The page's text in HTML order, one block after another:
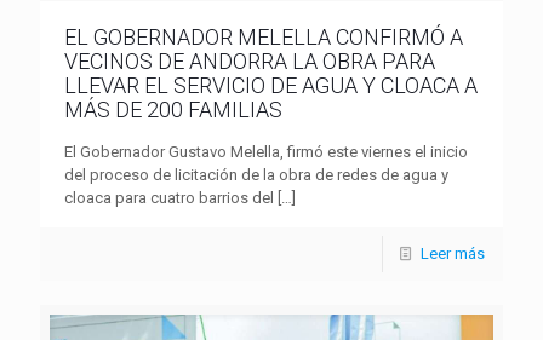
EL GOBERNADOR MELELLA CONFIRMÓ A
VECINOS DE ANDORRA LA OBRA PARA
LLEVAR EL SERVICIO DE AGUA Y CLOACA A
MÁS DE 200 FAMILIAS
El Gobernador Gustavo Melella, firmó este viernes el inicio
del proceso de licitación de la obra de redes de agua y
cloaca para cuatro barrios del […]
Leer más